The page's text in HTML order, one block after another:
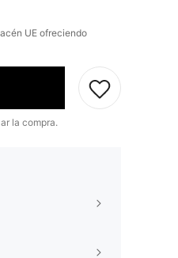
UE ofreciendo
la compra.